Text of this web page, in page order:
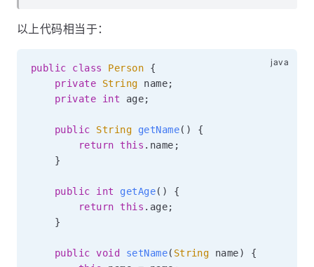
以上代码相当于：
public class Person
{
private
String name;
private
int age;
public String getName( )
{
return
this . name ;
}
public int getAge( )
{
return
this . age;
}
public void setName( String name)
{